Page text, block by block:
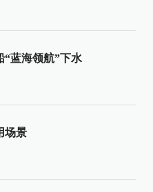
“蓝海领航”下水
场景